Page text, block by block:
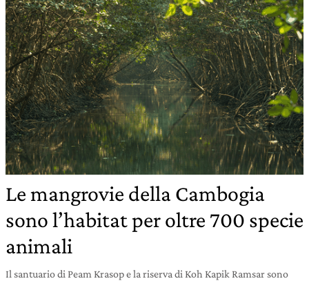
Le mangrovie della Cambogia
sono l’habitat per oltre 700 specie
animali
Il santuario di Peam Krasop e la riserva di Koh Kapik Ramsar sono